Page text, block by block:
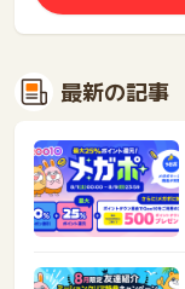
最新の記事